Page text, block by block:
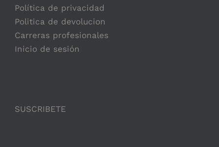
Política de privacidad
Politica de devolucion
Carreras profesionales
Inicio de sesión
SUSCRIBETE